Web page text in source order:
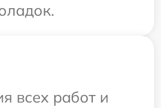
всех работ и